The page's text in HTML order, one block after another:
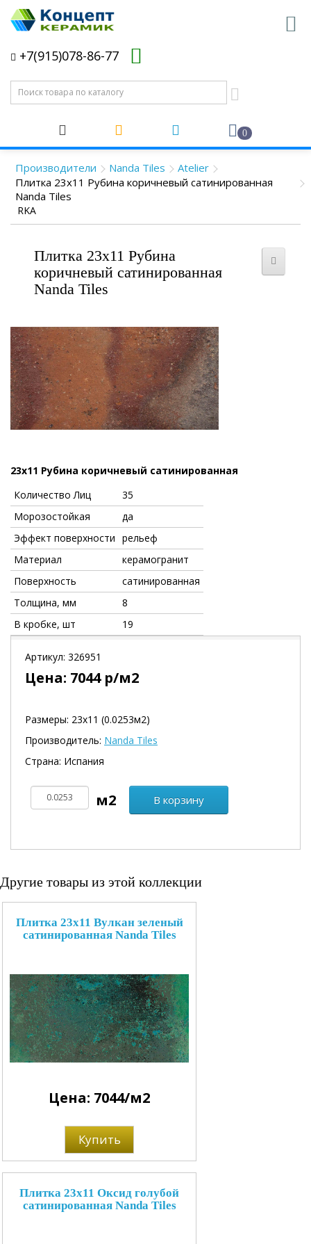
+7(915)078-86-77
0
Производители Nanda Tiles
Atelier
Плитка 23x11 Рубина коричневый сатинированная
Nanda Tiles
RKA
Плитка 23x11 Рубина
коричневый сатинированная
Nanda Tiles
23x11 Рубина коричневый сатинированная
Количество Лиц
35
Морозостойкая
да
Эффект поверхности рельеф
Материал
керамогранит
Поверхность
сатинированная
Толщина, мм
8
В кробке, шт
19
Артикул: 326951
Цена: 7044р/м2
Размеры: 23х11 (0.0253м2)
Производитель: Nanda Tiles
Страна: Испания
В корзину
Другие товары из этой коллекции
Плитка 23x11 Вулкан зеленый
сатинированная Nanda Tiles
Цена: 7044/м2
Купить
Плитка 23x11 Оксид голубой
сатинированная Nanda Tiles